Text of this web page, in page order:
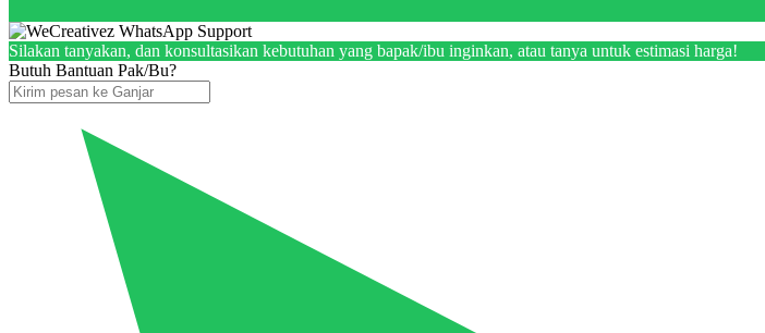
Silakan tanyakan, dan konsultasikan kebutuhan yang bapak/ibu inginkan, atau tanya untuk estimasi harga!
Butuh Bantuan Pak/Bu?